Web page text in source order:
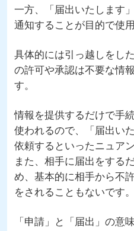
一方、「届出いたします
通知することが目的で使
具体的には引っ越しをし
の許可や承認は不要な情
す。
情報を提供するだけで手
使われるので、「届出い
依頼するといったニュア
また、相手に届出をする
め、基本的に相手から不
をされることもないです。
「申請」と「届出」の意